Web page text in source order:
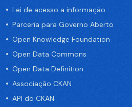
Lei de acesso a informação
Parceria para Governo Aberto
Open Knowledge Foundation
Open Data Commons
Open Data Definition
Associação CKAN
API do CKAN